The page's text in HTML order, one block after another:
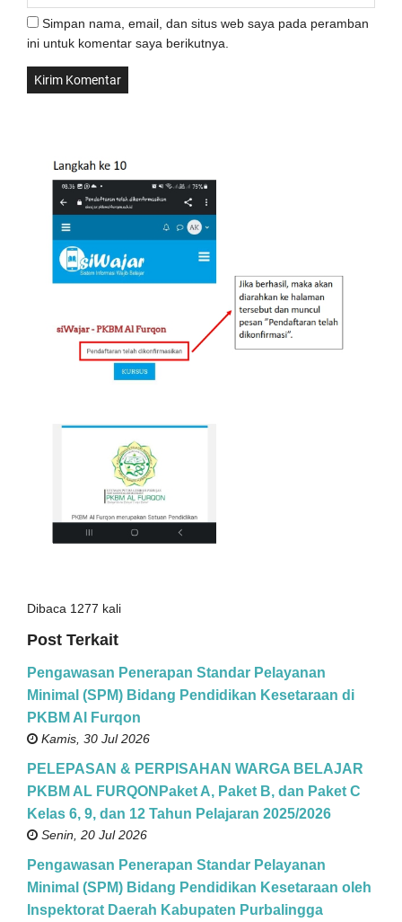
Simpan nama, email, dan situs web saya pada peramban
ini untuk komentar saya berikutnya.
Dibaca 1277 kali
Post Terkait
Pengawasan Penerapan Standar Pelayanan
Minimal (SPM) Bidang Pendidikan Kesetaraan di
PKBM Al Furqon
Kamis, 30 Jul 2026
PELEPASAN & PERPISAHAN WARGA BELAJAR
PKBM AL FURQONPaket A, Paket B, dan Paket C
Kelas 6, 9, dan 12 Tahun Pelajaran 2025/2026
Senin, 20 Jul 2026
Pengawasan Penerapan Standar Pelayanan
Minimal (SPM) Bidang Pendidikan Kesetaraan oleh
Inspektorat Daerah Kabupaten Purbalingga